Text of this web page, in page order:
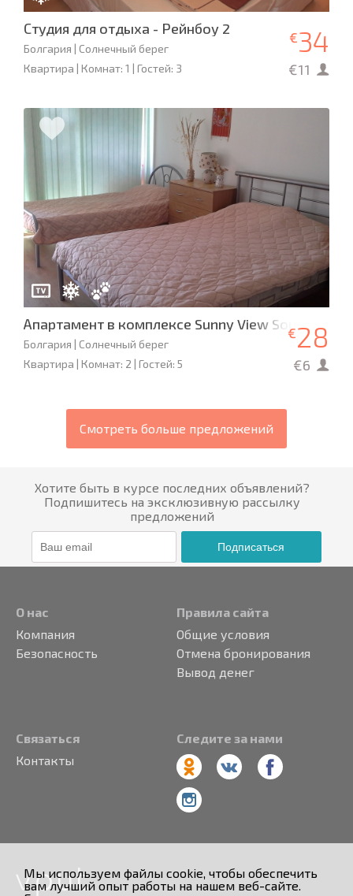
Студия для отдыха - Рейнбоу 2
Болгария | Солнечный берег
Квартира | Комнат: 1 | Гостей: 3
€34
€11
Апартамент в комплексе Sunny View South
Болгария | Солнечный берег
Квартира | Комнат: 2 | Гостей: 5
€28
€6
Смотреть больше предложений
Мы используем файлы cookie, чтобы обеспечить
вам лучший опыт работы на нашем веб-сайте.
Хотите быть в курсе последних объявлений?
Подпишитесь на эксклюзивную рассылку
предложений
Подписаться
О нас
Компания
Безопасность
Правила сайта
Общие условия
Отмена бронирования
Вывод денег
Связаться
Контакты
Следите за нами